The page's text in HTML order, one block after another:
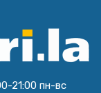
21:00 пн-вс